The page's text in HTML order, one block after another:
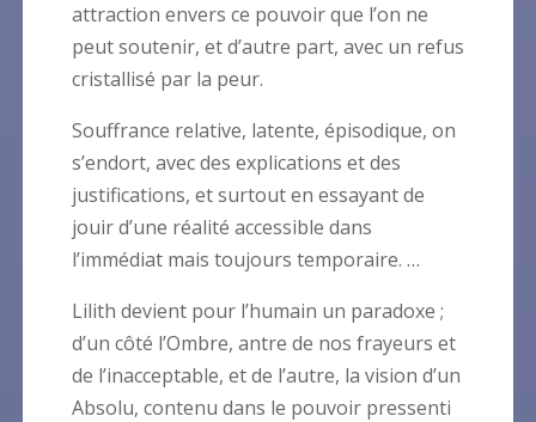
attraction envers ce pouvoir que l’on ne
peut soutenir, et d’autre part, avec un refus
cristallisé par la peur.
Souffrance relative, latente, épisodique, on
s’endort, avec des explications et des
justifications, et surtout en essayant de
jouir d’une réalité accessible dans
l’immédiat mais toujours temporaire. …
Lilith devient pour l’humain un paradoxe ;
d’un côté l’Ombre, antre de nos frayeurs et
de l’inacceptable, et de l’autre, la vision d’un
Absolu, contenu dans le pouvoir pressenti